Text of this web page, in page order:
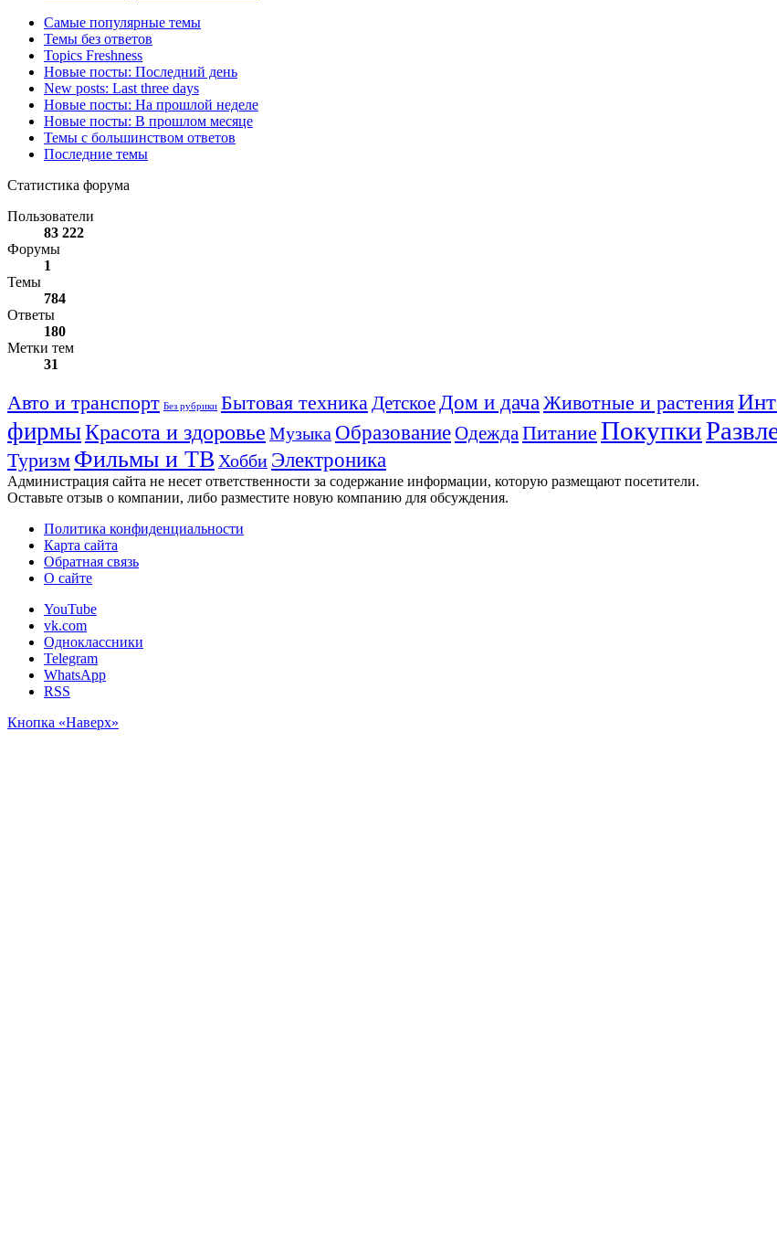
Самые популярные темы
Темы без ответов
Topics Freshness
Новые посты: Последний день
New posts: Last three days
Новые посты: На прошлой неделе
Новые посты: В прошлом месяце
Темы с большинством ответов
Последние темы
Статистика форума
Пользователи
83 222
Форумы
1
Темы
784
Ответы
180
Метки тем
31
Авто и транспорт Без рубрики Бытовая техника Детское Дом и дача Животные и растения
фирмыКрасота и здоровье Музыка ОбразованиеОдеждаПитание Покупки
Туризм Фильмы и ТВ Хобби Электроника
Администрация сайта не несет ответственности за содержание информации, которую размещают посетители.
Оставьте отзыв о компании, либо разместите новую компанию для обсуждения.
Политика конфиденциальности
Карта сайта
Обратная связь
О сайте
YouTube
vk.com
Одноклассники
Telegram
WhatsApp
RSS
Кнопка «Наверх»